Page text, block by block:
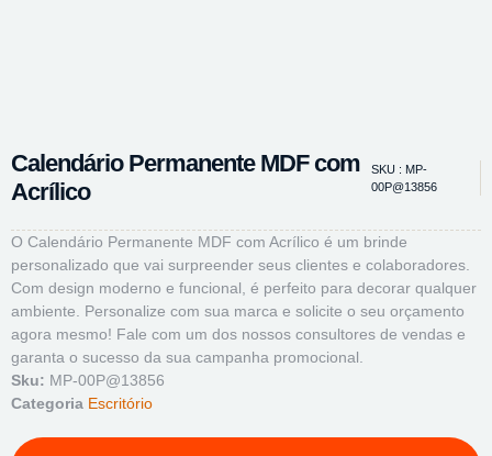
Calendário Permanente MDF com
Acrílico
SKU : MP-
00P@13856
O Calendário Permanente MDF com Acrílico é um brinde
personalizado que vai surpreender seus clientes e colaboradores.
Com design moderno e funcional, é perfeito para decorar qualquer
ambiente. Personalize com sua marca e solicite o seu orçamento
agora mesmo! Fale com um dos nossos consultores de vendas e
garanta o sucesso da sua campanha promocional.
Sku: MP-00P@13856
Categoria Escritório